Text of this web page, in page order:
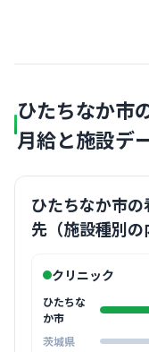
ひたちなか市
月給と施設デ
ひたちなか市
先（施設種別の
クリニック
ひたちな
か市
茨城県